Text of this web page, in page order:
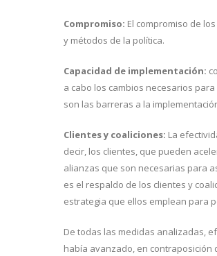
Compromiso: El compromiso de
y métodos de la política.
Capacidad de implementación:
a cabo los cambios necesarios
son las barreras a la
Clientes y coaliciones: La
decir, los clientes, que pueden
alianzas que son necesarias para
es el respaldo de los clientes y
estrategia que ellos emplean para
De todas las medidas analizadas,
había avanzado, en